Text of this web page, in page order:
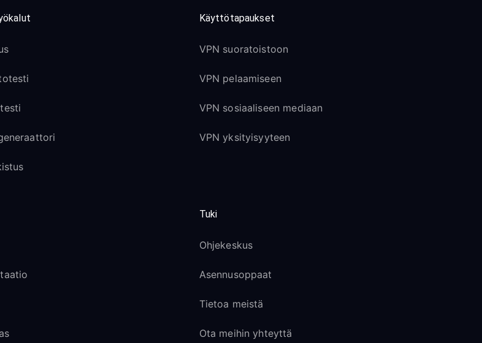
Käyttötapaukset
VPN suoratoistoon
VPN pelaamiseen
VPN sosiaaliseen mediaan
VPN yksityisyyteen
Tuki
Ohjekeskus
Asennusoppaat
Tietoa meistä
Ota meihin yhteyttä